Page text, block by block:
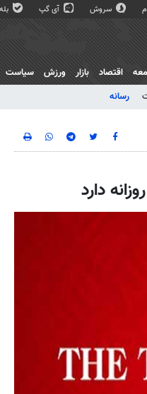
سروش آی گپ بله
رسانه
اقتصاد بازار ورزش سیاست